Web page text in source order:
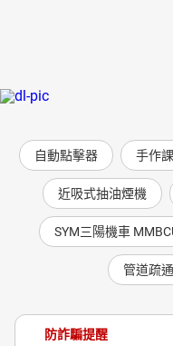
自動點擊器 手作
近吸式抽油煙機
SYM三陽機車
管道疏
防詐騙提醒